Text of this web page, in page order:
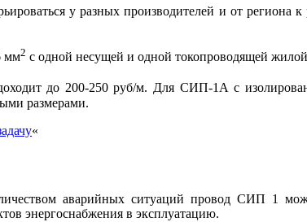
у разных производителей и от региона
мм2 с одной несущей и одной токопроводящей
до 200-250 руб/м. Для СИП-1А с
размерами.
«
аварийных ситуаций провод СИП 1
энергоснабжения в эксплуатацию.